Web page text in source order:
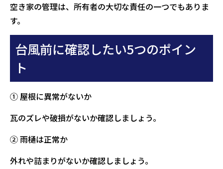
空き家の管理は、所有者の大切な責任の一つでもありま
す。
台風前に確認したい5つのポイン
ト
① 屋根に異常がないか
瓦のズレや破損がないか確認しましょう。
② 雨樋は正常か
外れや詰まりがないか確認しましょう。